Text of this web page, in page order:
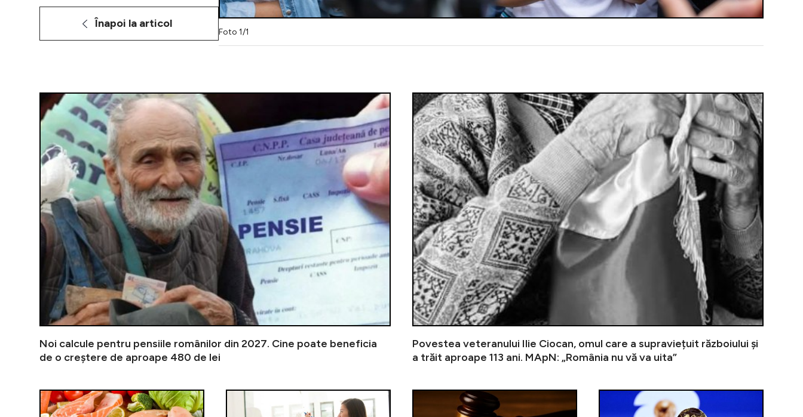
Înapoi la articol
Foto 1/1
Noi calcule pentru pensiile românilor din 2027. Cine poate beneficia
de o creștere de aproape 480 de lei
Noi calcule
Povestea veteranului Ilie Ciocan, omul care a supraviețuit războiului și
a trăit aproape 113 ani. MApN: „România nu vă va uita”
Lista alimentelor cu prețuri plafonate a fost prelungită oficial. Ce produse de bază
Noua lege a salarizării schimbă veniturile